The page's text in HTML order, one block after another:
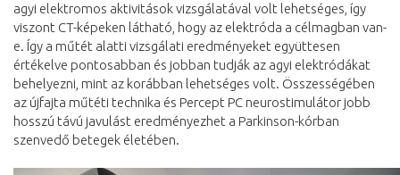
agyi elektromos aktivitások vizsgálatával volt lehetséges, így
viszont CT-képeken látható, hogy az elektróda a célmagban van-
e. Így a műtét alatti vizsgálati eredményeket együttesen
értékelve pontosabban és jobban tudják az agyi elektródákat
behelyezni, mint az korábban lehetséges volt. Összességében
az újfajta műtéti technika és Percept PC neurostimulátor jobb
hosszú távú javulást eredményezhet a Parkinson-kórban
szenvedő betegek életében.